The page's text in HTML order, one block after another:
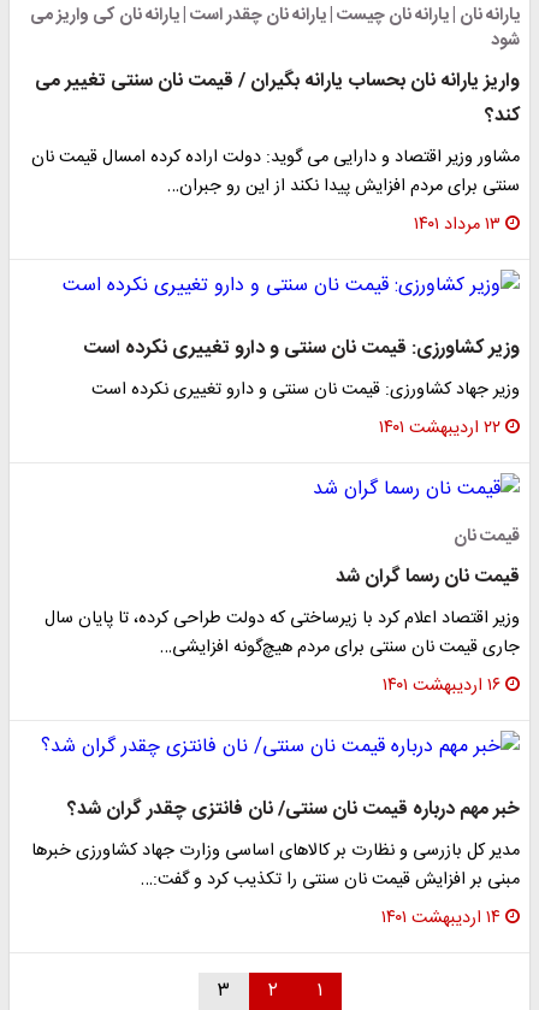
یارانه نان | یارانه نان چیست | یارانه نان چقدر است | یارانه نان کی واریز می
شود
واریز یارانه نان بحساب یارانه بگیران / قیمت نان سنتی تغییر می
کند؟
مشاور وزیر اقتصاد و دارایی می گوید: دولت اراده کرده امسال قیمت نان
سنتی برای مردم افزایش پیدا نکند از این رو جبران…
۱۳ مرداد ۱۴۰۱
وزیر کشاورزی: قیمت نان سنتی و دارو تغییری نکرده است
وزیر جهاد کشاورزی: قیمت نان سنتی و دارو تغییری نکرده است
۲۲ اردیبهشت ۱۴۰۱
قیمت نان
قیمت نان رسما گران شد
وزیر اقتصاد اعلام کرد با زیرساختی که دولت طراحی کرده، تا پایان سال
جاری قیمت نان سنتی برای مردم هیچ‌گونه افزایشی…
۱۶ اردیبهشت ۱۴۰۱
خبر مهم درباره قیمت نان سنتی/ نان فانتزی چقدر گران شد؟
مدیر کل بازرسی و نظارت بر کالاهای اساسی وزارت جهاد کشاورزی خبرها
مبنی بر افزایش قیمت نان سنتی را تکذیب کرد و گفت:…
۱۴ اردیبهشت ۱۴۰۱
۱ ۲ ۳